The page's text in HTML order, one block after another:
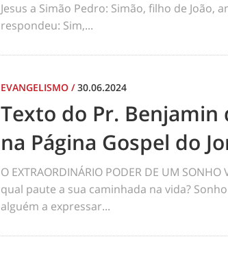
Jesus a Simão Pedro: Simão, filho de João,
respondeu: Sim,...
EVANGELISMO /30.06.2024
Texto do Pr. Benjamin
na Página Gospel do
O EXTRAORDINÁRIO PODER DE UM
qual paute a sua caminhada na vida?
alguém a expressar...